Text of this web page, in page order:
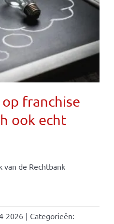
franchise
ook echt
van de Rechtbank
2026 | Categorieën: